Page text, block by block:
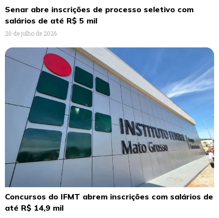
Senar abre inscrições de processo seletivo com
salários de até R$ 5 mil
20 de julho de 2026
Concursos do IFMT abrem inscrições com salários de
até R$ 14,9 mil